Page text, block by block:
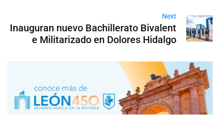
Next
Inauguran nuevo Bachillerato Bivalent
e Militarizado en Dolores Hidalgo